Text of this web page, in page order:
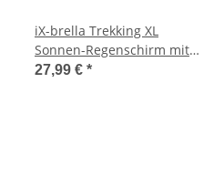
iX-brella Trekking XL
Sonnen-Regenschirm mit
UV- und Hitzeschutz - black
27,99 € *